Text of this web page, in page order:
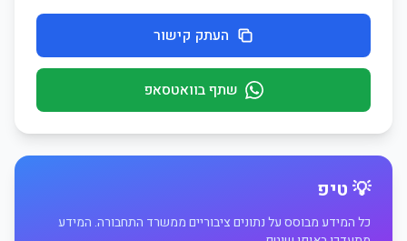
העתק קישור
שתף בוואטסאפ
💡 טיפ
כל המידע מבוסס על נתונים ציבוריים ממשרד התחבורה. המידע